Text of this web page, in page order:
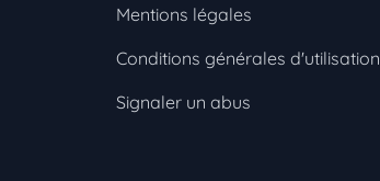
Mentions légales
Conditions générales d'utilisation
Signaler un abus